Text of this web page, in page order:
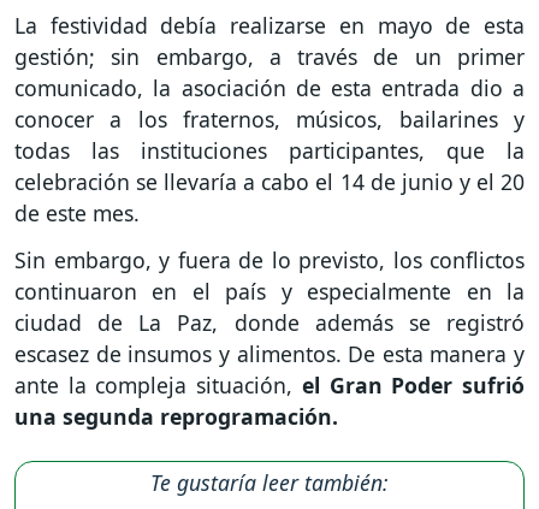
La festividad debía realizarse en mayo de esta
gestión; sin embargo, a través de un primer
comunicado, la asociación de esta entrada dio a
conocer a los fraternos, músicos, bailarines y
todas las instituciones participantes, que la
celebración se llevaría a cabo el 14 de junio y el 20
de este mes.
Sin embargo, y fuera de lo previsto, los conflictos
continuaron en el país y especialmente en la
ciudad de La Paz, donde además se registró
escasez de insumos y alimentos. De esta manera y
ante la compleja situación, el Gran Poder sufrió
una segunda reprogramación.
Te gustaría leer también: